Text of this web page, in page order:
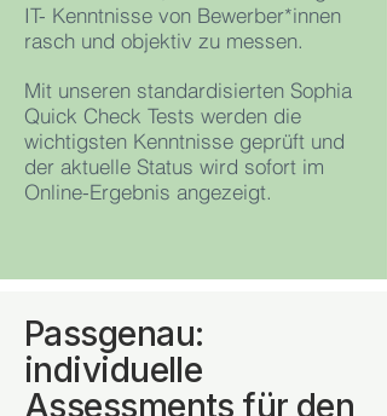
IT- Kenntnisse von Bewerber*innen
rasch und objektiv zu messen.
Mit unseren standardisierten Sophia
Quick Check Tests werden die
wichtigsten Kenntnisse geprüft und
der aktuelle Status wird sofort im
Online-Ergebnis angezeigt.
Passgenau:
individuelle
Assessments für den